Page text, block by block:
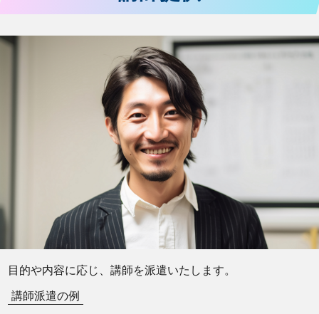
目的や内容に応じ、講師を派遣いたします。
講師派遣の例